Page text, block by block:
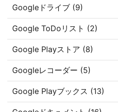
Googleドライブ (9)
Google ToDoリスト (2)
Google Playストア (8)
Googleレコーダー (5)
Google Playブックス (13)